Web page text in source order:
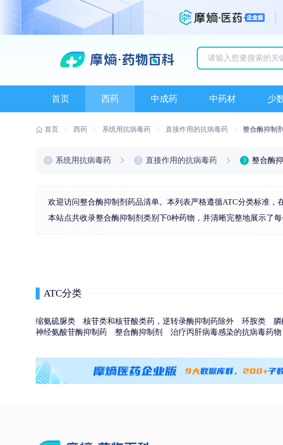
首页 西药 中成药 中药材 少
首页 西药 系统用抗病毒药 直接作用的抗病毒药 整合酶抑制剂
系统用抗病毒药 2 直接作用的抗病毒药 3 整合酶
欢迎访问整合酶抑制剂药品清单。本列表严格遵循ATC分类标准，
本站点共收录整合酶抑制剂类别下0种药物，并清晰完整地展示了
ATC分类
缩氨硫脲类 核苷类和核苷酸类药，逆转录酶抑制药除外 环胺类
神经氨酸苷酶抑制药
整合酶抑制剂 治疗丙肝病毒感染的抗病毒药物